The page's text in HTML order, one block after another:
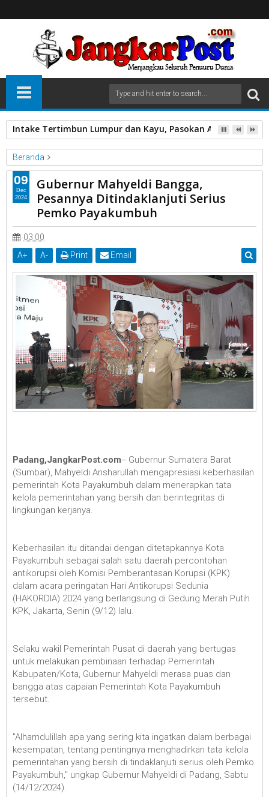
Intake Tertimbun Lumpur dan Kayu, Pasokan Air Bersih di
Beranda
Bangga
Gubernur Sumbar Kota Payakumbuh
Mahyeldi
Gubernur Mahyeldi Bangga, Pesannya Ditindaklanjuti Serius
Pemko Payakumbuh
Gubernur Mahyeldi Bangga,
Pesannya Ditindaklanjuti Serius
Pemko Payakumbuh
03.00
A+ A- Print Email
Padang,JangkarPost.com-- Gubernur Sumatera Barat
(Sumbar), Mahyeldi Ansharullah mengapresiasi keberhasilan
pemerintah Kota Payakumbuh dalam menerapkan tata
kelola pemerintahan yang bersih dan berintegritas di
lingkungan kerjanya.
Keberhasilan itu ditandai dengan ditetapkannya Kota
Payakumbuh sebagai salah satu daerah percontohan
antikorupsi oleh Komisi Pemberantasan Korupsi (KPK)
dalam acara peringatan Hari Antikorupsi Sedunia
(HAKORDIA) 2024 yang berlangsung di Gedung Merah Putih
KPK, Jakarta, Senin (9/12) lalu.
Selaku wakil Pemerintah Pusat di daerah yang bertugas
untuk melakukan pembinaan terhadap Pemerintah
Kabupaten/Kota, Gubernur Mahyeldi merasa puas dan
bangga atas capaian Pemerintah Kota Payakumbuh
tersebut.
"Alhamdulillah apa yang sering kita ingatkan dalam berbagai
kesempatan, tentang pentingnya menghadirkan tata kelola
pemerintahan yang bersih di tindaklanjuti serius oleh Pemko
Payakumbuh," ungkap Gubernur Mahyeldi di Padang, Sabtu
(14/12/2024).
09
Dec
2024